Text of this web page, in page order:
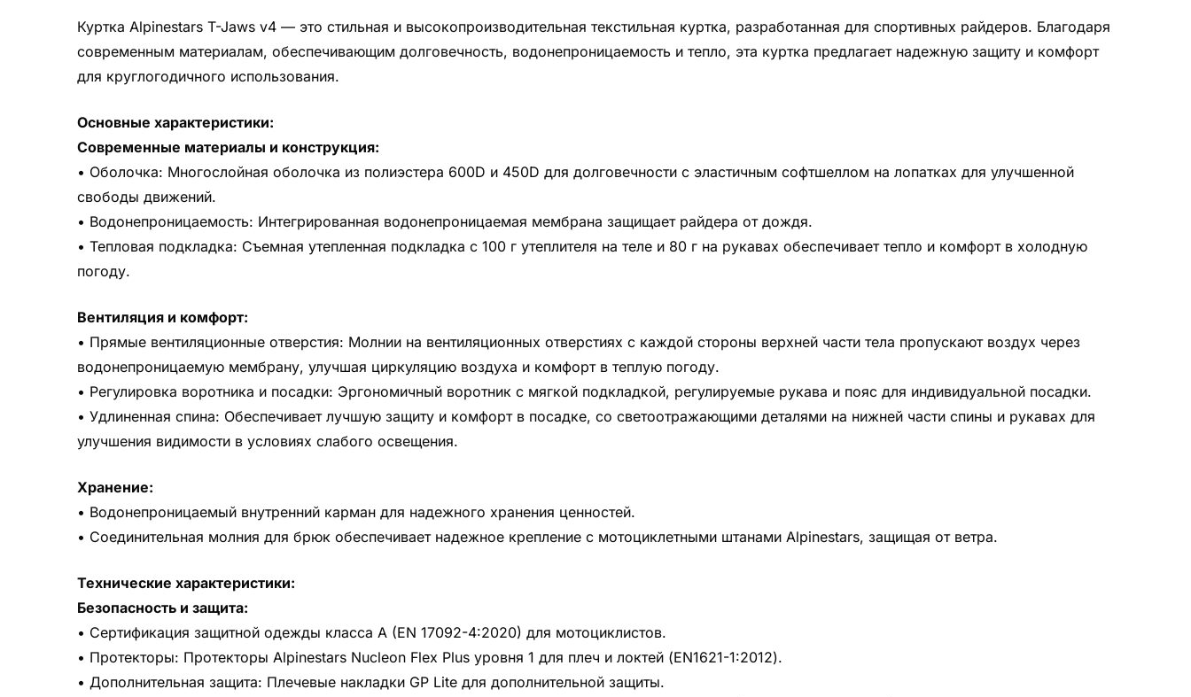
Куртка Alpinestars T-Jaws v4 — это стильная и высокопроизводительная текстильная куртка, разработанная для спортивных райдеров. Благодаря
современным материалам, обеспечивающим долговечность, водонепроницаемость и тепло, эта куртка предлагает надежную защиту и комфорт
для круглогодичного использования.
Основные характеристики:
Современные материалы и конструкция:
• Оболочка: Многослойная оболочка из полиэстера 600D и 450D для долговечности с эластичным софтшеллом на лопатках для улучшенной
свободы движений.
• Водонепроницаемость: Интегрированная водонепроницаемая мембрана защищает райдера от дождя.
• Тепловая подкладка: Съемная утепленная подкладка с 100 г утеплителя на теле и 80 г на рукавах обеспечивает тепло и комфорт в холодную
погоду.
Вентиляция и комфорт:
• Прямые вентиляционные отверстия: Молнии на вентиляционных отверстиях с каждой стороны верхней части тела пропускают воздух через
водонепроницаемую мембрану, улучшая циркуляцию воздуха и комфорт в теплую погоду.
• Регулировка воротника и посадки: Эргономичный воротник с мягкой подкладкой, регулируемые рукава и пояс для индивидуальной посадки.
• Удлиненная спина: Обеспечивает лучшую защиту и комфорт в посадке, со светоотражающими деталями на нижней части спины и рукавах для
улучшения видимости в условиях слабого освещения.
Хранение:
• Водонепроницаемый внутренний карман для надежного хранения ценностей.
• Соединительная молния для брюк обеспечивает надежное крепление с мотоциклетными штанами Alpinestars, защищая от ветра.
Технические характеристики:
Безопасность и защита:
• Сертификация защитной одежды класса A (EN 17092-4:2020) для мотоциклистов.
• Протекторы: Протекторы Alpinestars Nucleon Flex Plus уровня 1 для плеч и локтей (EN1621-1:2012).
• Дополнительная защита: Плечевые накладки GP Lite для дополнительной защиты.